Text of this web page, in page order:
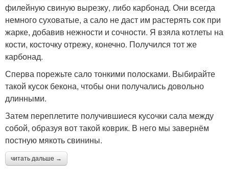
филейную свиную вырезку, либо карбонад. Они всегда
немного суховатые, а сало не даст им растерять сок при
жарке, добавив нежности и сочности. Я взяла котлеты на
кости, косточку отрежу, конечно. Получился тот же
карбонад.
Сперва порежьте сало тонкими полосками. Выбирайте
такой кусок бекона, чтобы они получались довольно
длинными.
Затем переплетите получившиеся кусочки сала между
собой, образуя вот такой коврик. В него мы завернём
постную мякоть свинины.
читать дальше →